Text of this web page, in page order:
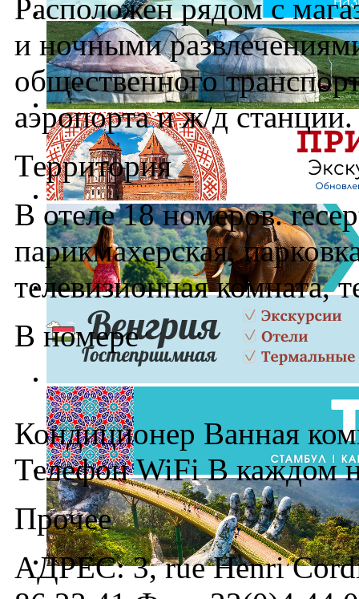
Расположен рядом с
и ночными
общественного
аэропорта и ж/д
Территория
В отеле 18 номеров.
парикмахерская,
телевизионная комната,
В номере
Кондиционер Ванная
Телефон WiFi В каждом
Прочее
АДРЕС: 3, rue Henri